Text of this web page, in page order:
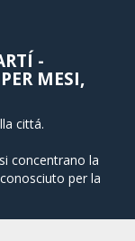
-
MESI,
cittá.
concentrano la
per la